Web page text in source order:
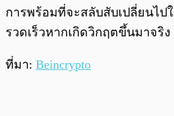
การพร้อมที่จะสลับสับเปลี่ยนไป
รวดเร็วหากเกิดวิกฤตขึ้นมาจริง
ที่มา: Beincrypto